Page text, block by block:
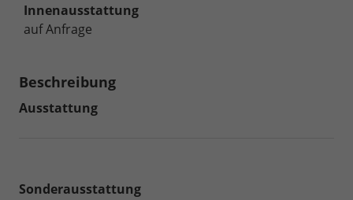
Innenausstattung
auf Anfrage
Beschreibung
Ausstattung
Sonderausstattung